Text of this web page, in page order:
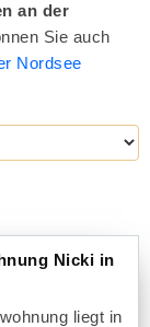
an der
Sie auch
Nordsee
Nicki in
liegt in